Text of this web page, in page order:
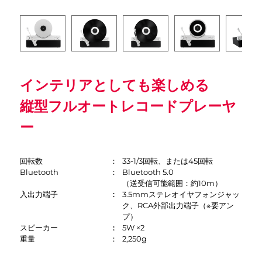
インテリアとしても楽しめる
縦型フルオートレコードプレーヤ
ー
回転数
33-1/3回転、または45回転
Bluetooth
Bluetooth 5.0
（送受信可能範囲：約10m）
入出力端子
3.5mmステレオイヤフォンジャッ
ク、RCA外部出力端子（※要アン
プ）
スピーカー
5W ×2
重量
2,250g